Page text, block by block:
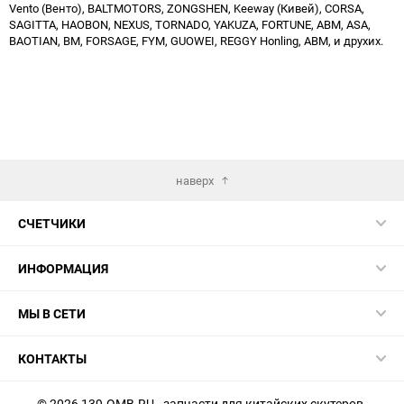
Vento (Венто), BALTMOTORS, ZONGSHEN, Keeway (Кивей), CORSA,
SAGITTA, HAOBON, NEXUS, TORNADO, YAKUZA, FORTUNE, ABM, ASA,
BAOTIAN, BM, FORSAGE, FYM, GUOWEI, REGGY Honling, ABM, и друхих.
наверх
СЧЕТЧИКИ
ИНФОРМАЦИЯ
МЫ В СЕТИ
КОНТАКТЫ